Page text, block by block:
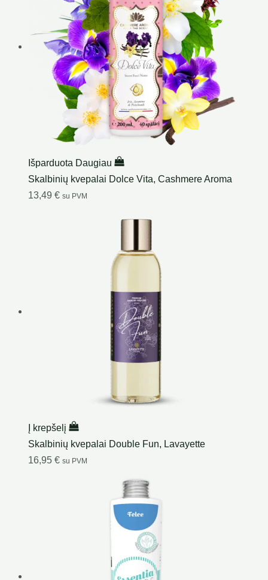
Išparduota Daugiau
Skalbinių kvepalai Dolce Vita, Cashmere Aroma
13,49 € su PVM
Į krepšelį
Skalbinių kvepalai Double Fun, Lavayette
16,95 € su PVM